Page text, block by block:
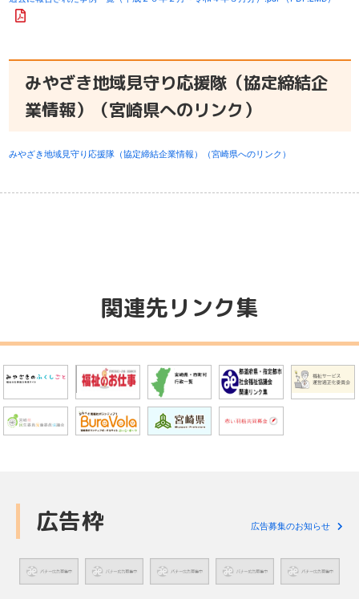
みやざき地域見守り応援隊（協定締結企
業情報）（宮崎県へのリンク）
みやざき地域見守り応援隊（協定締結企業情報）（宮崎県へのリンク）
関連先リンク集
広告枠 広告募集のお知らせ